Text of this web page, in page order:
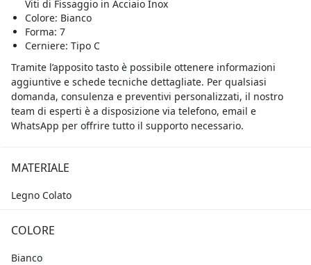
Viti di Fissaggio in Acciaio Inox
Colore: Bianco
Forma: 7
Cerniere: Tipo C
Tramite l’apposito tasto è possibile ottenere informazioni
aggiuntive e schede tecniche dettagliate. Per qualsiasi
domanda, consulenza e preventivi personalizzati, il nostro
team di esperti è a disposizione via telefono, email e
WhatsApp per offrire tutto il supporto necessario.
MATERIALE
Legno Colato
COLORE
Bianco